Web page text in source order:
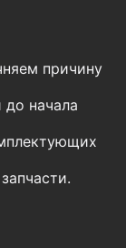
причину
начала